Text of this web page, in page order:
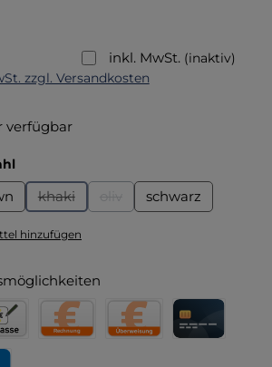
inkl. MwSt. (inaktiv)
zzgl. Versandkosten
verfügbar
auswählen
khaki
(Diese Option ist zurzeit nicht
(Diese Option ist zurzeit
schwarz
hinzufügen